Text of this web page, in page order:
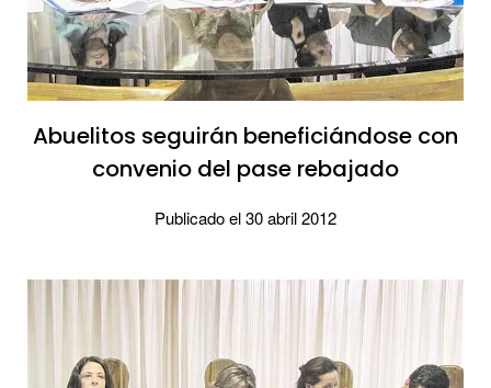
Abuelitos seguirán beneficiándose con
convenio del pase rebajado
Publicado el 30 abril 2012